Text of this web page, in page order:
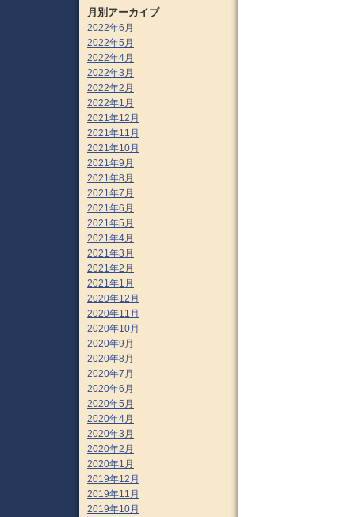
月別アーカイブ
2022年6月
2022年5月
2022年4月
2022年3月
2022年2月
2022年1月
2021年12月
2021年11月
2021年10月
2021年9月
2021年8月
2021年7月
2021年6月
2021年5月
2021年4月
2021年3月
2021年2月
2021年1月
2020年12月
2020年11月
2020年10月
2020年9月
2020年8月
2020年7月
2020年6月
2020年5月
2020年4月
2020年3月
2020年2月
2020年1月
2019年12月
2019年11月
2019年10月